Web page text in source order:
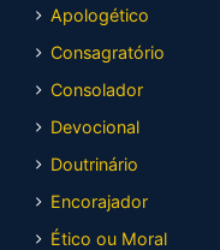
Apologético
Consagratório
Consolador
Devocional
Doutrinário
Encorajador
Ético ou Moral